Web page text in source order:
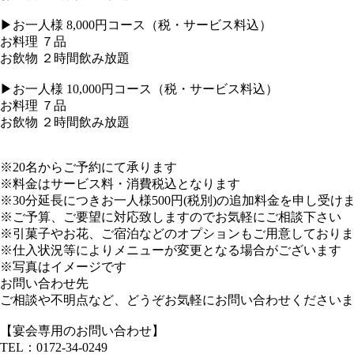
▶︎お一人様 8,000円コース（税・サービス料込）
お料理 ７品
お飲物 ２時間飲み放題
▶︎お一人様 10,000円コース（税・サービス料込）
お料理 ７品
お飲物 ２時間飲み放題
※20名からご予約にて承ります
※料金はサービス料・消費税込となります
※30分延長につきお一人様500円(税別)の追加料金を申し受け
※ご予算、ご要望に対応致しますのでお気軽にご相談下さい
※引菓子やお花、ご宿泊などのオプションもご用意しており
※仕入状況等によりメニューが変更となる場合がございます
※写真はイメージです
お問い合わせ先
ご相談や不明点など、どうぞお気軽にお問い合わせくださいま
【宴会専用のお問い合わせ】
TEL：0172-34-0249